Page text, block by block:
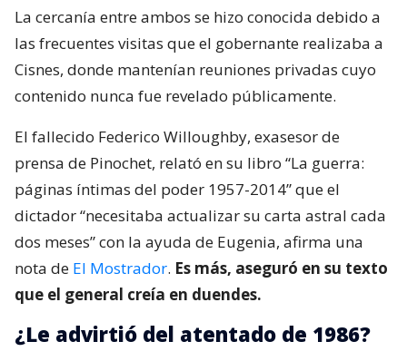
La cercanía entre ambos se hizo conocida debido a
las frecuentes visitas que el gobernante realizaba a
Cisnes, donde mantenían reuniones privadas cuyo
contenido nunca fue revelado públicamente.
El fallecido Federico Willoughby, exasesor de
prensa de Pinochet, relató en su libro “La guerra:
páginas íntimas del poder 1957-2014” que el
dictador “necesitaba actualizar su carta astral cada
dos meses” con la ayuda de Eugenia, afirma una
nota de El Mostrador. Es más, aseguró en su texto
que el general creía en duendes.
¿Le advirtió del atentado de 1986?